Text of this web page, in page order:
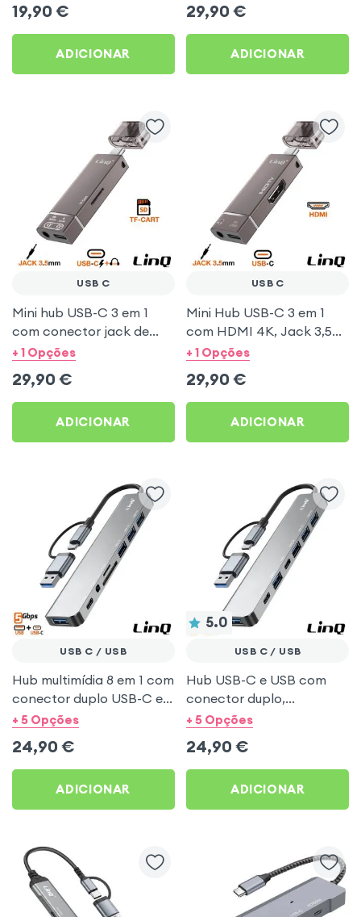
19,90 €
ADICIONAR
29,90 €
ADICIONAR
USB C
Mini hub USB-C 3 em 1
com conector jack de
áudio de 3,5 mm, Micro SD
- LinQ
+ 1 Opções
29,90 €
ADICIONAR
USB C
Mini Hub USB-C 3 em 1
com HDMI 4K, Jack 3,5
mm e Carregamento PD
+ 1 Opções
29,90 €
ADICIONAR
USB C / USB
Hub multimídia 8 em 1 com
conector duplo USB-C e
USB com leitor de cartão
mm - LinQ
+ 5 Opções
24,90 €
ADICIONAR
5.0
USB C / USB
Hub USB-C e USB com
conector duplo,
multiportas 7 em 1
5Gbps - LinQ
+ 5 Opções
24,90 €
ADICIONAR